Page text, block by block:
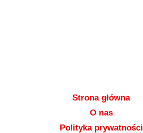
Strona główna
O nas
Polityka prywatności